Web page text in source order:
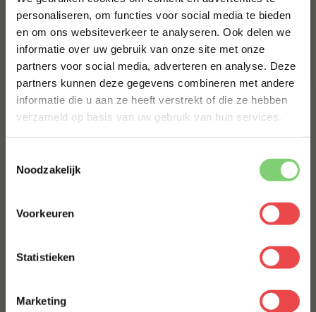
personaliseren, om functies voor social media te bieden
en om ons websiteverkeer te analyseren. Ook delen we
informatie over uw gebruik van onze site met onze
partners voor social media, adverteren en analyse. Deze
partners kunnen deze gegevens combineren met andere
informatie die u aan ze heeft verstrekt of die ze hebben
verzameld op basis van uw gebruik van hun services.
Noodzakelijk
Voorkeuren
Statistieken
Marketing
de veelgestelde vragen. Staat jouw vraag hier niet
tussen? Stuur dan een berichtje viaWhatsApp, of stuur
een mailtje naar:info@bbquality.nl. We helpen je graag!
Veelgestelde vragen
ANDEREN KOCHTEN OOK
€ 13,50
10% korting op je
eerste bestelling*
Schrijf je in voor onze nieuwsbrief en ontvang direct
10% korting op jouw eerste bestelling.
VOORNAAM
ACHTERNAAM